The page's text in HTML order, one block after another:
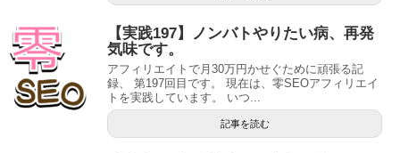
【実践197】ノンバトやりたい病、再発
気味です。
アフィリエイトで月30万円かせぐために頑張る記
録、 第197回目です。 現在は、零SEOアフィリエイ
トを実践しています。 いつ...
記事を読む